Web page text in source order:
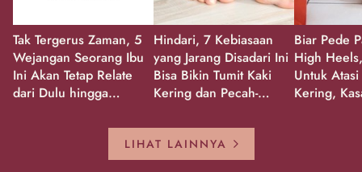
Tak Tergerus Zaman, 5
Wejangan Seorang Ibu
Ini Akan Tetap Relate
dari Dulu hingga
Hindari, 7 Kebiasaan
yang Jarang Disadari Ini
Bisa Bikin Tumit Kaki
Kering dan Pecah-
Biar Pede
High
Untuk
Kering,
LIHAT LAINNYA